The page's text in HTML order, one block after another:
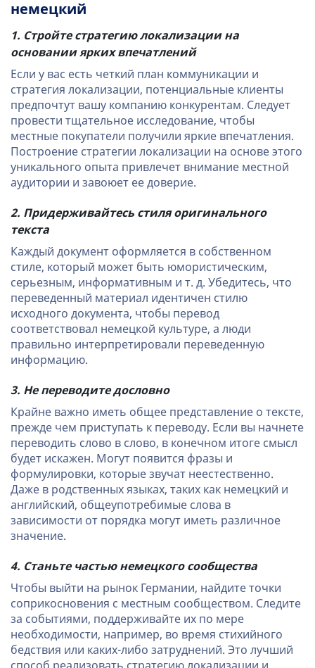
немецкий
1. Стройте стратегию локализации на
основании ярких впечатлений
Если у вас есть четкий план коммуникации и
стратегия локализации, потенциальные клиенты
предпочтут вашу компанию конкурентам. Следует
провести тщательное исследование, чтобы
местные покупатели получили яркие впечатления.
Построение стратегии локализации на основе этого
уникального опыта привлечет внимание местной
аудитории и завоюет ее доверие.
2. Придерживайтесь стиля оригинального
текста
Каждый документ оформляется в собственном
стиле, который может быть юмористическим,
серьезным, информативным и т. д. Убедитесь, что
переведенный материал идентичен стилю
исходного документа, чтобы перевод
соответствовал немецкой культуре, а люди
правильно интерпретировали переведенную
информацию.
3. Не переводите дословно
Крайне важно иметь общее представление о тексте,
прежде чем приступать к переводу. Если вы начнете
переводить слово в слово, в конечном итоге смысл
будет искажен. Могут появится фразы и
формулировки, которые звучат неестественно.
Даже в родственных языках, таких как немецкий и
английский, общеупотребимые слова в
зависимости от порядка могут иметь различное
значение.
4. Станьте частью немецкого сообщества
Чтобы выйти на рынок Германии, найдите точки
соприкосновения с местным сообществом. Следите
за событиями, поддерживайте их по мере
необходимости, например, во время стихийного
бедствия или каких-либо затруднений. Это лучший